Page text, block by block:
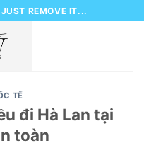
REMOVE IT...
TẾ
đi Hà Lan tại
toàn